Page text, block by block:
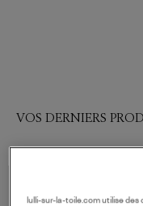
VOS DERNIERS
lulli-sur-la-toile.com utilise